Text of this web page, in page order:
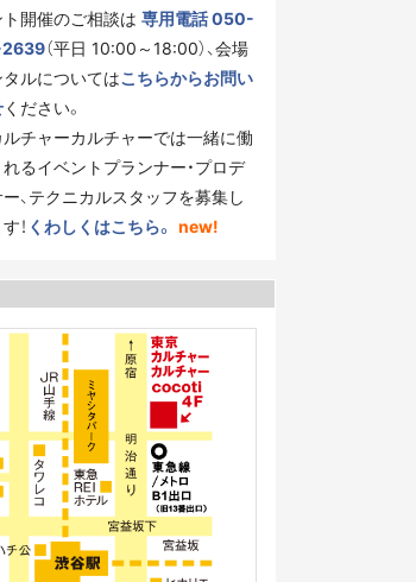
ト開催のご相談は 専用電話 050-
（平日 10:00～18:00）、会場
ルについてはこちらからお問い
ください。
チャーカルチャーでは一緒に働
るイベントプランナー・プロデ
ー、テクニカルスタッフを募集し
！ くわしくはこちら。 new!